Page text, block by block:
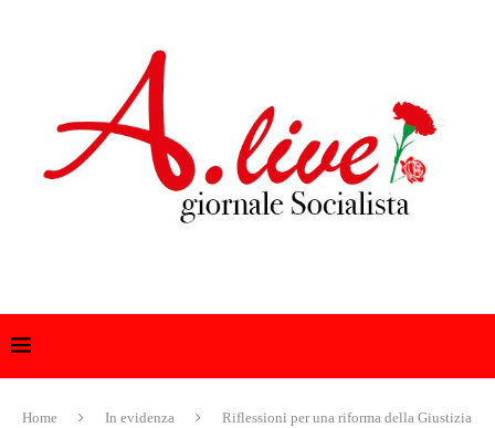
Home In evidenza
Riflessioni per una riforma della Giustizia